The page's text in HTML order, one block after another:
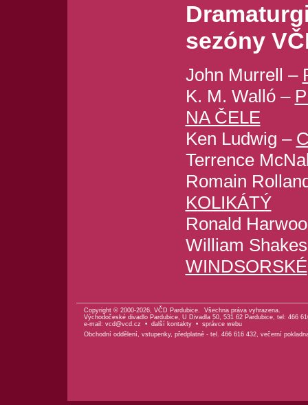
sezóny
John Murrell –
K. M. Walló –
NA ČELE
Ken Ludwig –
Terrence
Romain
KOLIKÁTÝ
Ronald
William
WINDSORSKÉ
Copyright © 2000-2026, VČD Pardubice. Všechna práva vyhrazena.
Východočeské divadlo Pardubice, U Divadla 50, 531 62 Pardubice, tel: 466
e-mail: vcd@vcd.cz • další kontakty• správce webu
Obchodní oddělení, vstupenky, předplatné - tel. 466 616 432, večerní